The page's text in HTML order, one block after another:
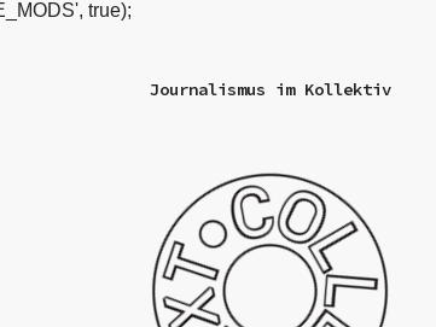
true);
Journalismus im Kollektiv